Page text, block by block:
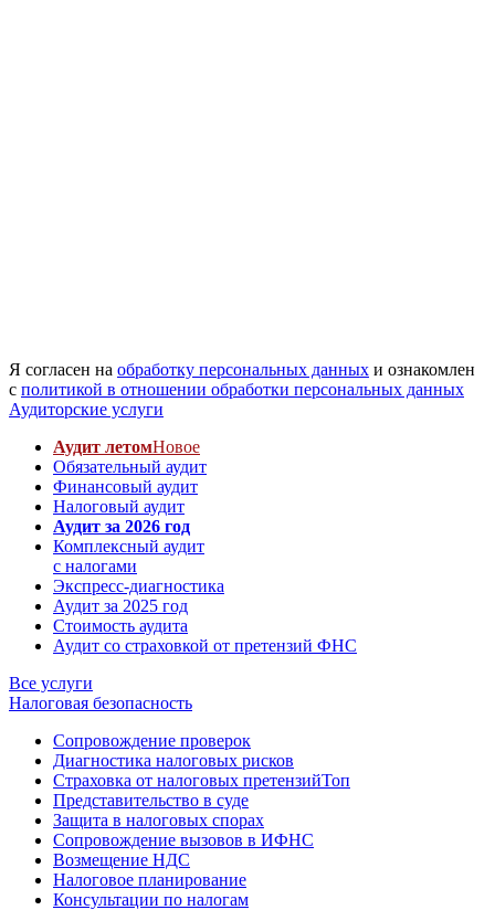
Я согласен на обработку персональных данных и ознакомлен
с политикой в отношении обработки персональных данных
Аудиторские услуги
Аудит летомНовое
Обязательный аудит
Финансовый аудит
Налоговый аудит
Аудит за 2026 год
Комплексный аудит
с налогами
Экспресс-диагностика
Аудит за 2025 год
Стоимость аудита
Аудит со страховкой от претензий ФНС
Все услуги
Налоговая безопасность
Сопровождение проверок
Диагностика налоговых рисков
Страховка от налоговых претензийТоп
Представительство в суде
Защита в налоговых спорах
Сопровождение вызовов в ИФНС
Возмещение НДС
Налоговое планирование
Консультации по налогам